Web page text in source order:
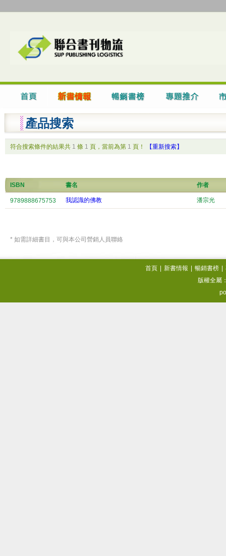
產品搜索
符合搜索條件的結果共 1 條 1 頁，當前為第 1 頁！ 【重新搜索】
ISBN 書名 作者
9789888675753 我認識的佛教 潘宗光
* 如需詳細書目，可與本公司營銷人員聯絡
首頁 新書情報 暢銷書榜
版權全屬